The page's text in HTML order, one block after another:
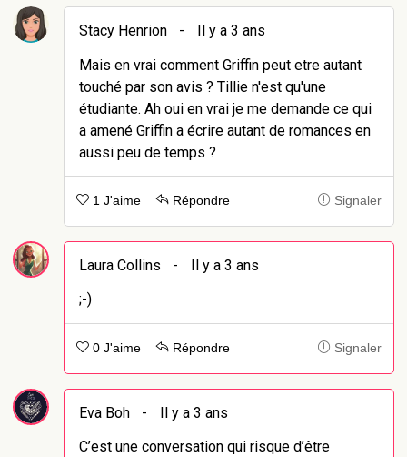
Stacy Henrion -
Il y a 3 ans
Mais en vrai comment Griffin peut etre autant
touché par son avis ? Tillie n'est qu'une
étudiante. Ah oui en vrai je me demande ce qui
a amené Griffin a écrire autant de romances en
aussi peu de temps ?
1 J'aime Répondre Signaler
Laura Collins -
Il y a 3 ans
;-)
0 J'aime Répondre Signaler
Eva Boh -
Il y a 3 ans
C’est une conversation qui risque d’être